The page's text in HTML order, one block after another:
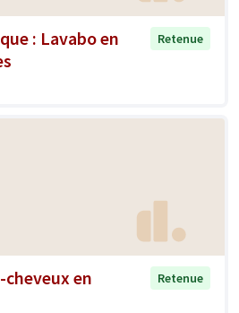
: Lavabo en
Retenue
cheveux en
Retenue